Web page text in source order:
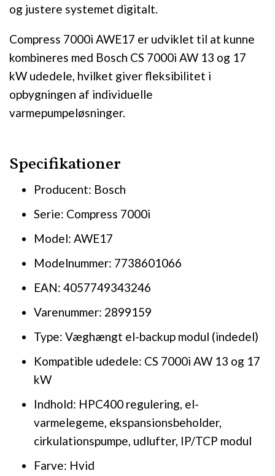
og justere systemet digitalt.
Compress 7000i AWE17 er udviklet til at kunne
kombineres med Bosch CS 7000i AW 13 og 17
kW udedele, hvilket giver fleksibilitet i
opbygningen af individuelle
varmepumpeløsninger.
Specifikationer
Producent: Bosch
Serie: Compress 7000i
Model: AWE17
Modelnummer: 7738601066
EAN: 4057749343246
Varenummer: 2899159
Type: Væghængt el-backup modul (indedel)
Kompatible udedele: CS 7000i AW 13 og 17
kW
Indhold: HPC400 regulering, el-
varmelegeme, ekspansionsbeholder,
cirkulationspumpe, udlufter, IP/TCP modul
Farve: Hvid